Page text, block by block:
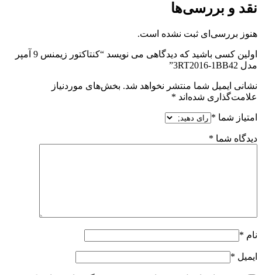
نقد و بررسی‌ها
هنوز بررسی‌ای ثبت نشده است.
اولین کسی باشید که دیدگاهی می نویسد “کنتاکتور زیمنس 9 آمپر
مدل 3RT2016-1BB42”
نشانی ایمیل شما منتشر نخواهد شد. بخش‌های موردنیاز
علامت‌گذاری شده‌اند *
امتیاز شما *
دیدگاه شما *
نام *
ایمیل *